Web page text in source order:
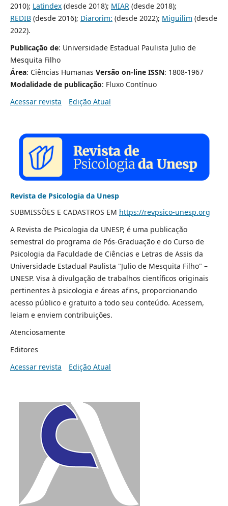
2010); Latindex(desde 2018); MIAR (desde 2018);
REDIB(desde 2016); Diarorim: (desde 2022); Miguilim (desde
2022).
Publicação de: Universidade Estadual Paulista Julio de
Mesquita Filho
Área: Ciências Humanas Versão on-line ISSN: 1808-1967
Modalidade de publicação: Fluxo Contínuo
Acessar revista
Edição Atual
Revista de Psicologia da Unesp
SUBMISSÕES E CADASTROS EM https://revpsico-unesp.org
A Revista de Psicologia da UNESP, é uma publicação
semestral do programa de Pós-Graduação e do Curso de
Psicologia da Faculdade de Ciências e Letras de Assis da
Universidade Estadual Paulista "Julio de Mesquita Filho" –
UNESP. Visa à divulgação de trabalhos científicos originais
pertinentes à psicologia e áreas afins, proporcionando
acesso público e gratuito a todo seu conteúdo. Acessem,
leiam e enviem contribuições.
Atenciosamente
Editores
Acessar revista
Edição Atual